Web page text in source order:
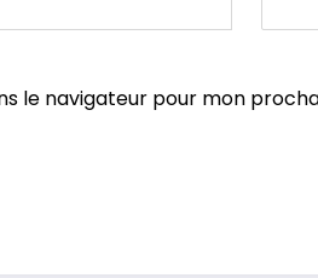
le navigateur pour mon